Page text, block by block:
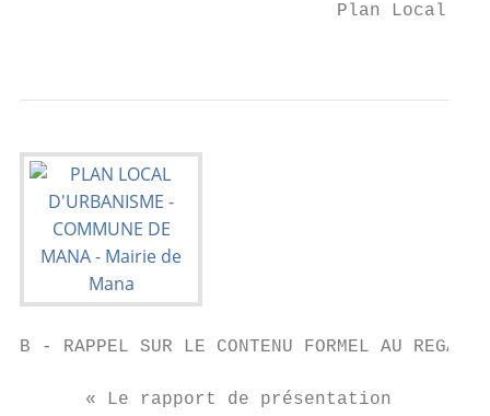
Plan Local
B - RAPPEL SUR LE CONTENU FORMEL AU
      « Le rapport de présentation